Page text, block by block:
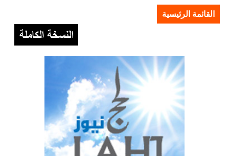
القائمة الرئيسية